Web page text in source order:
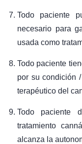
Todo paciente
necesario para
usada como
Todo paciente
por su condición
terapéutico del
Todo paciente
tratamiento
alcanza la